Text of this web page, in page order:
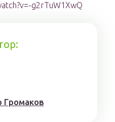
g2rTuW1XwQ
Гpoмaкoв